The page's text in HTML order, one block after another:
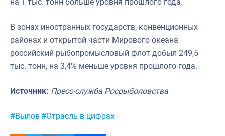
на 1 тыс. тонн больше уровня прошлого года.
В зонах иностранных государств, конвенционных
районах и открытой части Мирового океана
российский рыбопромысловый флот добыл 249,5
тыс. тонн, на 3,4% меньше уровня прошлого года.
Источник: Пресс-служба Росрыболовства
Метки:
#Вылов #Отрасль в цифрах